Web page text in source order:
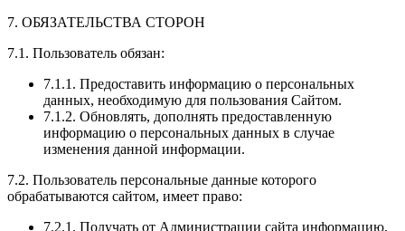
7. ОБЯЗАТЕЛЬСТВА СТОРОН
7.1. Пользователь обязан:
7.1.1. Предоставить информацию о персональных
данных, необходимую для пользования Сайтом.
7.1.2. Обновлять, дополнять предоставленную
информацию о персональных данных в случае
изменения данной информации.
7.2. Пользователь персональные данные которого
обрабатываются сайтом, имеет право:
7.2.1. Получать от Администрации сайта информацию,